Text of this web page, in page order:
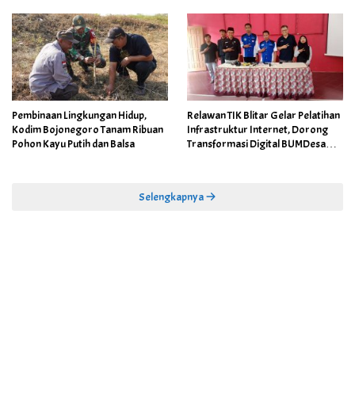
Pembinaan Lingkungan Hidup,
Kodim Bojonegoro Tanam Ribuan
Pohon Kayu Putih dan Balsa
Relawan TIK Blitar Gelar Pelatihan
Infrastruktur Internet, Dorong
Transformasi Digital BUMDesa
Selengkapnya